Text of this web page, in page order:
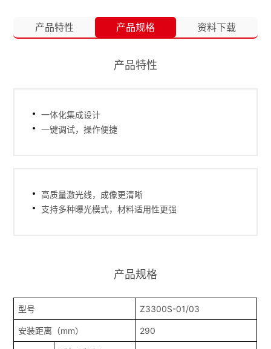
产品特性 产品规格 资料下载
产品特性
一体化集成设计
一键调试，操作便捷
高质量激光线，成像更清晰
支持多种曝光模式，材料适用性更强
产品规格
型号 Z3300S-01/03
安装距离（mm） 290